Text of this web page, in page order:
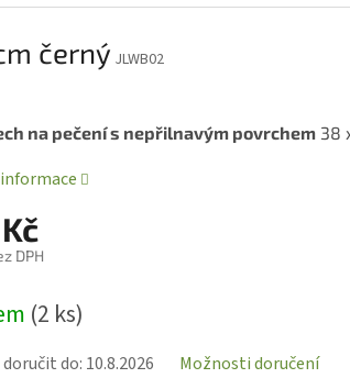
černý JLWB02
DPH
(2 ks)
do: 10.8.2026 Možnosti doručení
na pečení s nepřilnavým povrchem 38